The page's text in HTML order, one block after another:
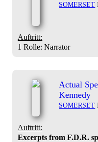
SOMERSET
Auftritt:
1 Rolle: Narrator
Actual
Kennedy
SOMERSET
Auftritt:
Excerpts from F.D.R.